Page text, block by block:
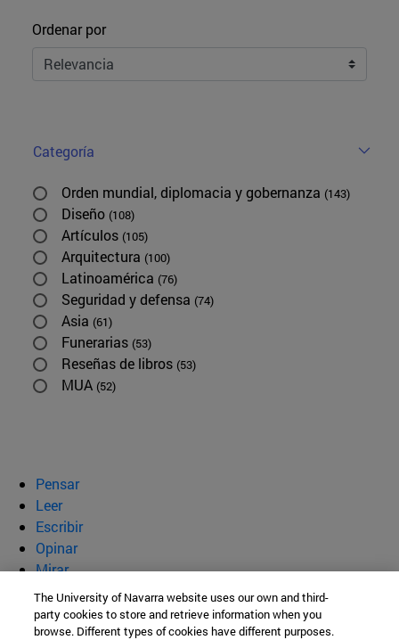
Ordenar
Ordenar por
Categoría
Orden mundial, diplomacia y gobernanza (143)
Diseño (108)
Artículos (105)
Arquitectura (100)
Latinoamérica (76)
Seguridad y defensa (74)
Asia (61)
Funerarias (53)
Reseñas de libros (53)
MUA (52)
Pensar
Leer
Escribir
Opinar
Mirar
Quiénes somos
BeBrave
The University of Navarra website uses our own and third-
party cookies to store and retrieve information when you
browse. Different types of cookies have different purposes.